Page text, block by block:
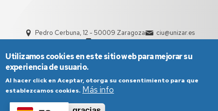
Pedro Cerbuna, 12 - 50009 Zaragoza
ciu@unizar.es
Utilizamos cookies en este sitio web para mejorar su
experiencia de usuario.
Al hacer click en Aceptar, otorga su consentimiento para que
establezcamos cookies. Más info